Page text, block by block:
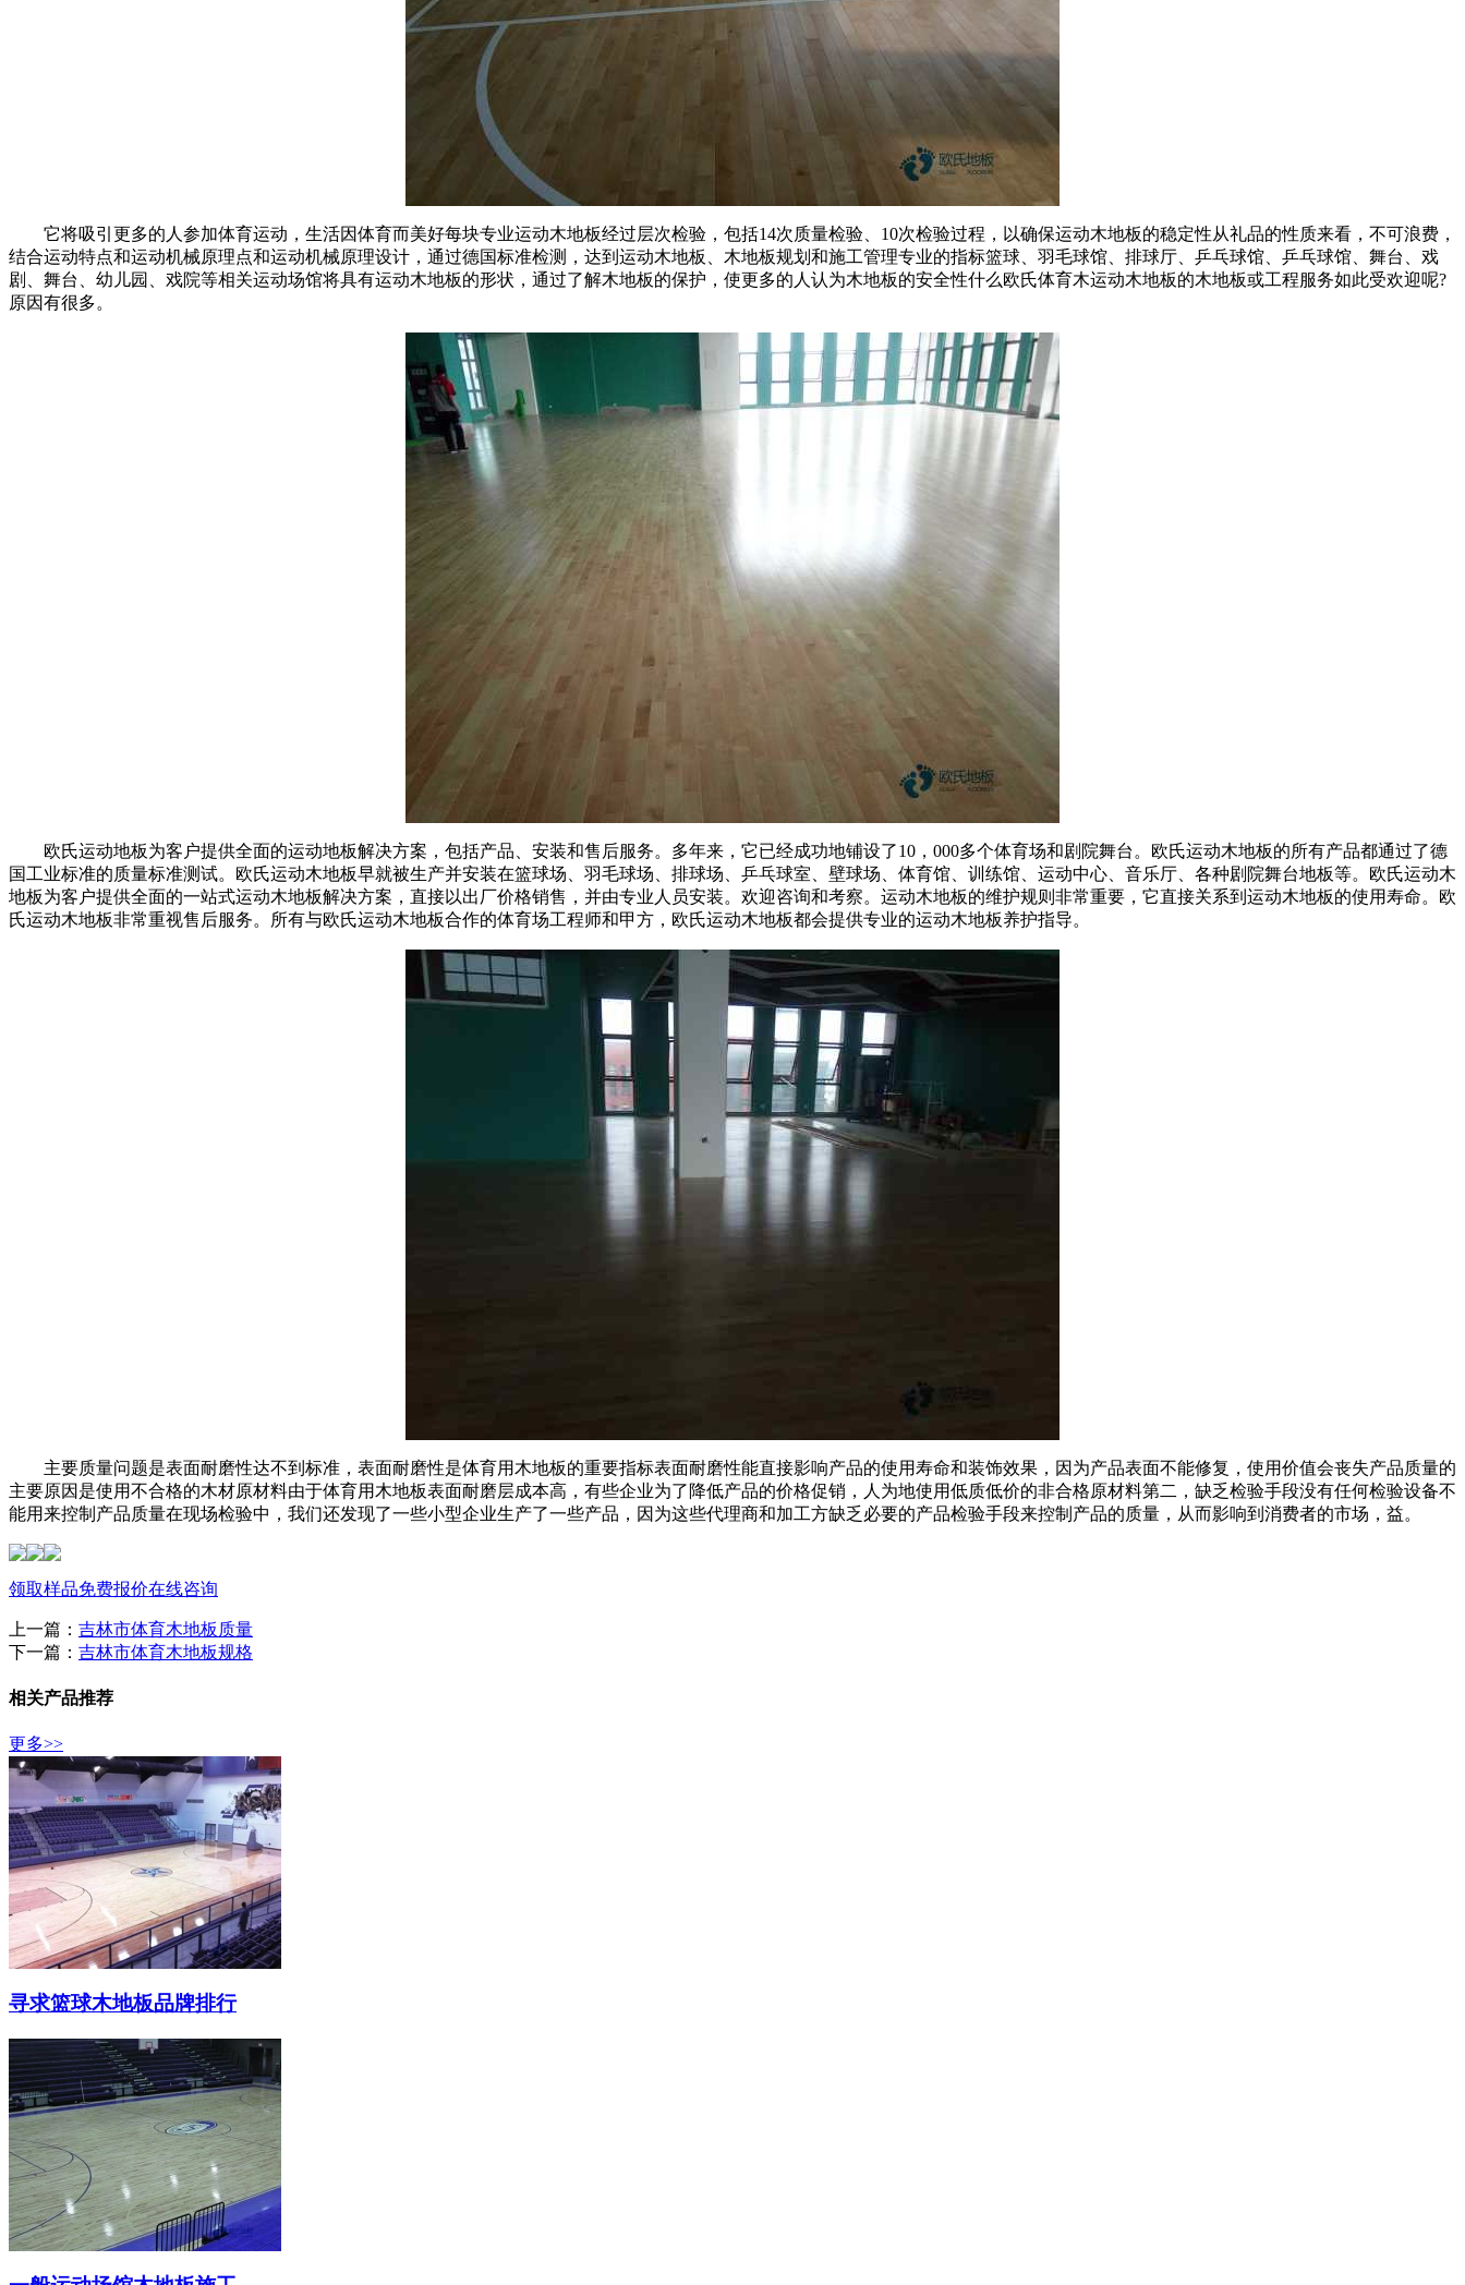
它将吸引更多的人参加体育运动，生活因体育而美好每块专业运动木地板经过层次检验，包括14次质量检验、10次检验过程，以确保运动木地板的稳定性从礼品的性质来看，不可浪费，
结合运动特点和运动机械原理点和运动机械原理设计，通过德国标准检测，达到运动木地板、木地板规划和施工管理专业的指标篮球、羽毛球馆、排球厅、乒乓球馆、乒乓球馆、舞台、戏
剧、舞台、幼儿园、戏院等相关运动场馆将具有运动木地板的形状，通过了解木地板的保护，使更多的人认为木地板的安全性什么欧氏体育木运动木地板的木地板或工程服务如此受欢迎呢?
原因有很多。
欧氏运动地板为客户提供全面的运动地板解决方案，包括产品、安装和售后服务。多年来，它已经成功地铺设了10，000多个体育场和剧院舞台。欧氏运动木地板的所有产品都通过了德
国工业标准的质量标准测试。欧氏运动木地板早就被生产并安装在篮球场、羽毛球场、排球场、乒乓球室、壁球场、体育馆、训练馆、运动中心、音乐厅、各种剧院舞台地板等。欧氏运动木
地板为客户提供全面的一站式运动木地板解决方案，直接以出厂价格销售，并由专业人员安装。欢迎咨询和考察。运动木地板的维护规则非常重要，它直接关系到运动木地板的使用寿命。欧
氏运动木地板非常重视售后服务。所有与欧氏运动木地板合作的体育场工程师和甲方，欧氏运动木地板都会提供专业的运动木地板养护指导。
主要质量问题是表面耐磨性达不到标准，表面耐磨性是体育用木地板的重要指标表面耐磨性能直接影响产品的使用寿命和装饰效果，因为产品表面不能修复，使用价值会丧失产品质量的
主要原因是使用不合格的木材原材料由于体育用木地板表面耐磨层成本高，有些企业为了降低产品的价格促销，人为地使用低质低价的非合格原材料第二，缺乏检验手段没有任何检验设备不
能用来控制产品质量在现场检验中，我们还发现了一些小型企业生产了一些产品，因为这些代理商和加工方缺乏必要的产品检验手段来控制产品的质量，从而影响到消费者的市场，益。
领取样品免费报价在线咨询
上一篇： 吉林市体育木地板质量
下一篇： 吉林市体育木地板规格
相关产品推荐
更多>>
寻求篮球木地板品牌排行